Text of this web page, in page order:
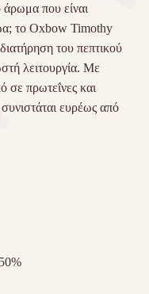
άρωμα που είναι
το Oxbow Timothy
του πεπτικού
λειτουργία. Με
σε πρωτεΐνες και
ευρέως από